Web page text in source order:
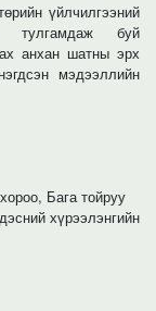
үйлчилгээний
тулгамдаж буй
анхан шатны эрх
мэдээллийн
Бага тойруу
хүрээлэнгийн